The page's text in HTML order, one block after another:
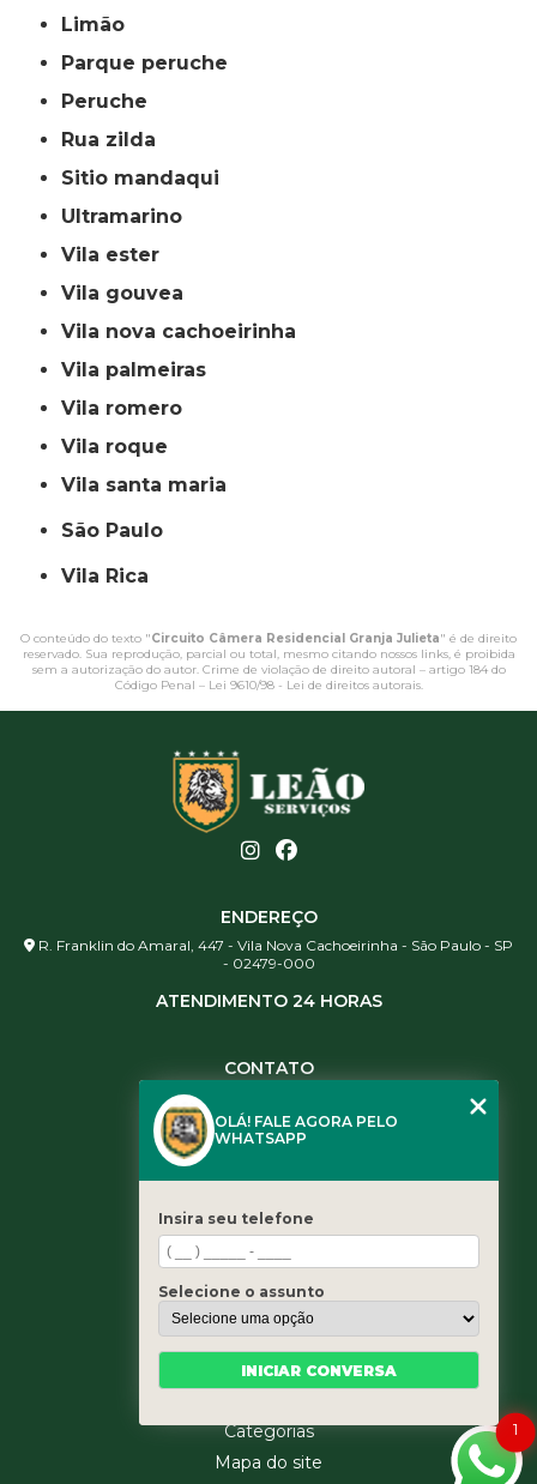
limão
parque peruche
peruche
rua zilda
sitio mandaqui
ultramarino
vila ester
vila gouvea
vila nova cachoeirinha
vila palmeiras
vila romero
vila roque
vila santa maria
São Paulo
Vila Rica
O conteúdo do texto "Circuito Câmera Residencial Granja Julieta" é de direito
reservado. Sua reprodução, parcial ou total, mesmo citando nossos links, é proibida
sem a autorização do autor. Crime de violação de direito autoral – artigo 184 do
Código Penal – Lei 9610/98 - Lei de direitos autorais.
ENDEREÇO
R. Franklin do Amaral, 447 - Vila Nova Cachoeirinha - São Paulo - SP
- 02479-000
ATENDIMENTO 24 HORAS
CONTATO
(11) 3461-5871
contato@leaoservicos.com.br
Home
Quem somos
Serviços
Blog
Categorias
Mapa do site
1
OLÁ! FALE AGORA PELO
WHATSAPP
Insira seu telefone
Selecione o assunto
INICIAR CONVERSA